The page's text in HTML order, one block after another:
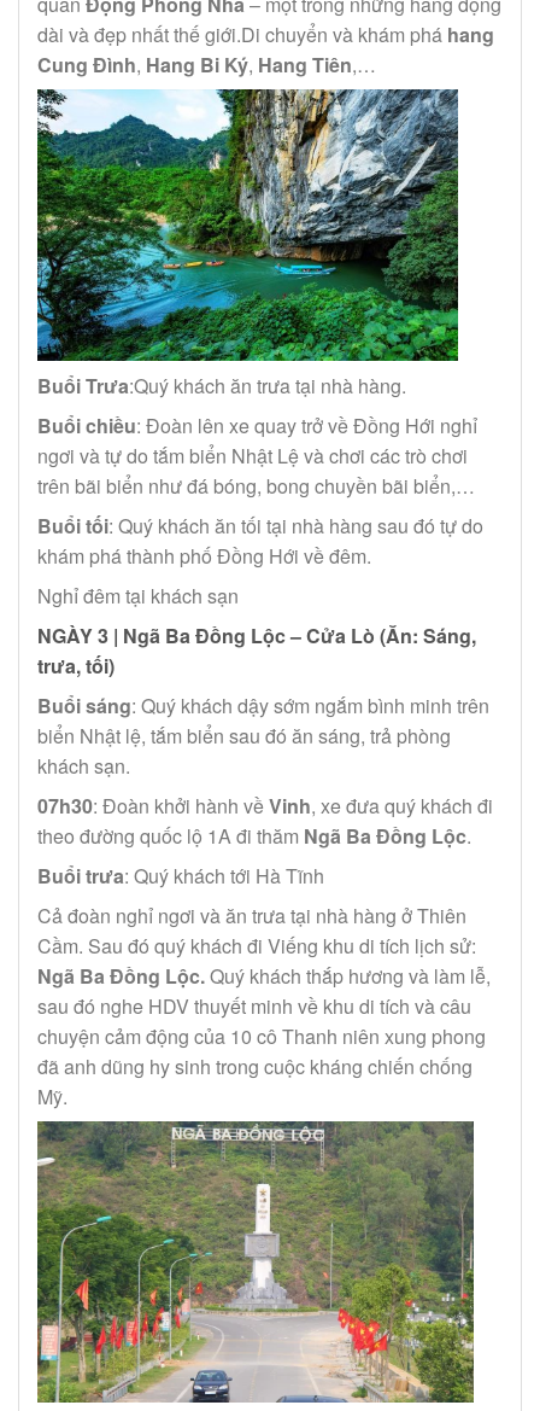
dài và đẹp nhất thế giới.Di chuyển và khám phá hang
Cung Đình, Hang Bi Ký, Hang Tiên,…
Buổi Trưa:Quý khách ăn trưa tại nhà hàng.
Buổi chiều: Đoàn lên xe quay trở về Đồng Hới nghỉ
ngơi và tự do tắm biển Nhật Lệ và chơi các trò chơi
trên bãi biển như đá bóng, bong chuyền bãi biển,…
Buổi tối: Quý khách ăn tối tại nhà hàng sau đó tự do
khám phá thành phố Đồng Hới về đêm.
Nghỉ đêm tại khách sạn
NGÀY 3 | Ngã Ba Đồng Lộc – Cửa Lò (Ăn: Sáng,
trưa, tối)
Buổi sáng: Quý khách dậy sớm ngắm bình minh trên
biển Nhật lệ, tắm biển sau đó ăn sáng, trả phòng
khách sạn.
07h30: Đoàn khởi hành vềVinh, xe đưa quý khách đi
theo đường quốc lộ 1A đi thăm Ngã Ba Đồng Lộc.
Buổi trưa: Quý khách tới Hà Tĩnh
Cả đoàn nghỉ ngơi và ăn trưa tại nhà hàng ở Thiên
Cầm. Sau đó quý khách đi Viếng khu di tích lịch sử:
Ngã Ba Đồng Lộc.Quý khách thắp hương và làm lễ,
sau đó nghe HDV thuyết minh về khu di tích và câu
chuyện cảm động của 10 cô Thanh niên xung phong
đã anh dũng hy sinh trong cuộc kháng chiến chống
Mỹ.